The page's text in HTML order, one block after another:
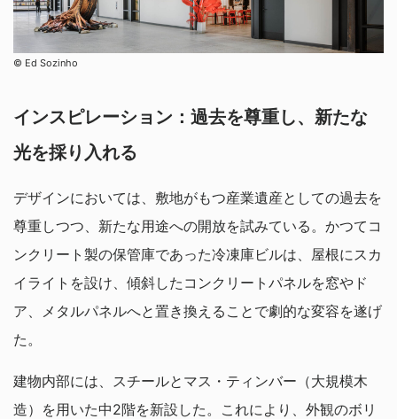
©︎ Ed Sozinho
インスピレーション：過去を尊重し、新たな
光を採り入れる
デザインにおいては、敷地がもつ産業遺産としての過去を
尊重しつつ、新たな用途への開放を試みている。かつてコ
ンクリート製の保管庫であった冷凍庫ビルは、屋根にスカ
イライトを設け、傾斜したコンクリートパネルを窓やド
ア、メタルパネルへと置き換えることで劇的な変容を遂げ
た。
建物内部には、スチールとマス・ティンバー（大規模木
造）を用いた中2階を新設した。これにより、外観のボリ